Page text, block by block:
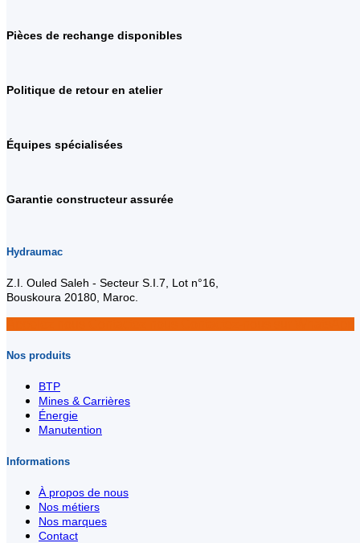
Pièces de rechange disponibles
Politique de retour en atelier
Équipes spécialisées
Garantie constructeur assurée
Hydraumac
Z.I. Ouled Saleh - Secteur S.I.7, Lot n°16,
Bouskoura 20180, Maroc.
Nos produits
BTP
Mines & Carrières
Énergie
Manutention
Informations
À propos de nous
Nos métiers
Nos marques
Contact